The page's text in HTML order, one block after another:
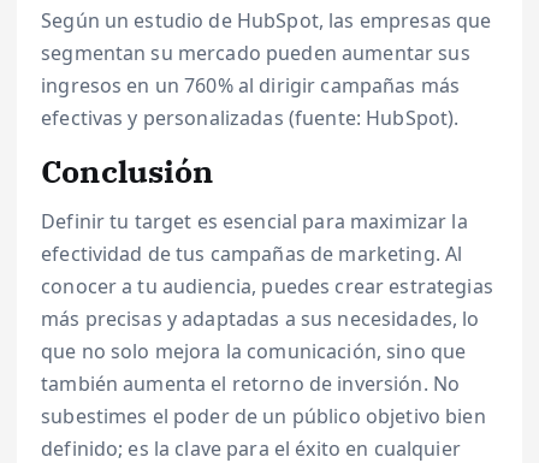
Según un estudio de HubSpot, las empresas que
segmentan su mercado pueden aumentar sus
ingresos en un 760% al dirigir campañas más
efectivas y personalizadas (fuente: HubSpot).
Conclusión
Definir tu target es esencial para maximizar la
efectividad de tus campañas de marketing. Al
conocer a tu audiencia, puedes crear estrategias
más precisas y adaptadas a sus necesidades, lo
que no solo mejora la comunicación, sino que
también aumenta el retorno de inversión. No
subestimes el poder de un público objetivo bien
definido; es la clave para el éxito en cualquier